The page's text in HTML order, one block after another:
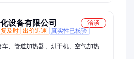
设备有限公司
洽谈
复及时 出价迅速
真实性已核验
、管道加热器、烘干机、空气加热